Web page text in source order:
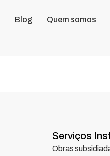
Blog
Quem somos
Serviços
Obras